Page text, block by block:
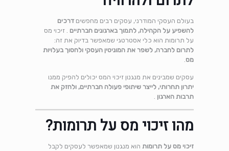
בעולם העסקי המודרני, עסקים רבים מחפשיםדרכים
להשפיע על הקהילה, לתמוך בארגונים חברתיים . זיכוי מס
על תרומות הוא כלי אסטרטגי שמאפשר בדיוק את זה:
לתרום לחברה, לשפר את המוניטין העסקי ולחסוך בעלויות
מס.
עסקים שמבינים את מנגנון זיכוי המס יכולים להפיק ממנו
יתרון תחרותי, לייצר שיתופי פעולה חברתיים, ולחזק את
תרבות הארגון .
מהו זיכוי מס על תרומות?
זיכוי מס על תרומות הוא מנגנון שמאפשר לעסקים לקבל